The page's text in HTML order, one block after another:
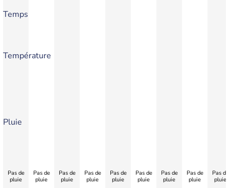
Temps
Température
Pluie
Pas de
pluie
Pas de
pluie
Pas de
pluie
Pas de
pluie
Pas de
pluie
Pas de
pluie
Pas de
pluie
Pas de
pluie
Pas de
pluie